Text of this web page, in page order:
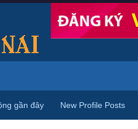
gần đây New Profile Posts